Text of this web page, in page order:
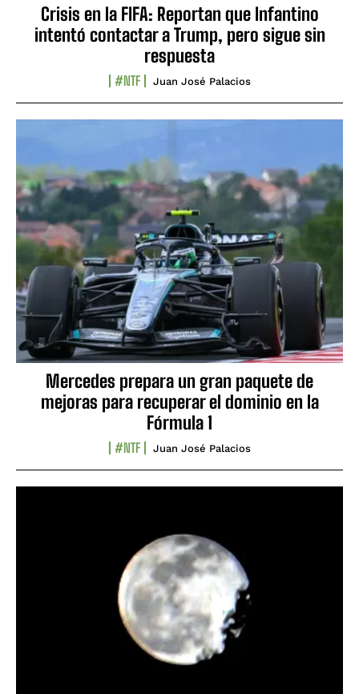
Crisis en la FIFA: Reportan que Infantino
intentó contactar a Trump, pero sigue sin
respuesta
#NTF Juan José Palacios
Mercedes prepara un gran paquete de
mejoras para recuperar el dominio en la
Fórmula 1
#NTF Juan José Palacios